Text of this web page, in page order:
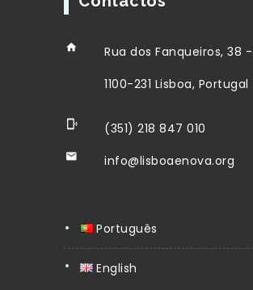
Rua dos Fanqueiros, 38 -
1100-231 Lisboa, Portugal
(351) 218 847 010
info@lisboaenova.org
Português
English